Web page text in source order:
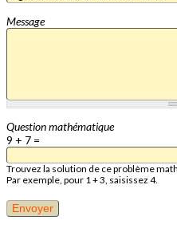
Message
Question mathématique
9 + 7 =
Trouvez la solution de ce problème
Par exemple, pour 1 + 3, saisissez 4.